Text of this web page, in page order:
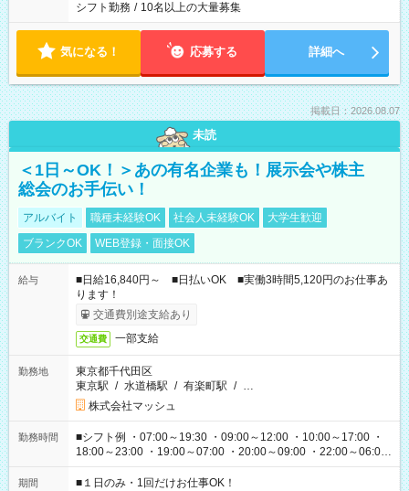
シフト勤務 / 10名以上の大量募集
気になる！ 応募する 詳細へ
掲載日：2026.08.07
未読
＜1日～OK！＞あの有名企業も！展示会や株主
総会のお手伝い！
アルバイト 職種未経験OK 社会人未経験OK
大学生歓迎
ブランクOK
WEB登録・面接OK
給与
■日給16,840円～ ■日払いOK ■実働3時間5,120円のお仕事あ
ります！
交通費別途支給あり
交通費 一部支給
勤務地
東京都千代田区
東京駅 / 水道橋駅 / 有楽町駅 / …
株式会社マッシュ
勤務時間
■シフト例 ・07:00～19:30 ・09:00～12:00 ・10:00～17:00 ・
18:00～23:00 ・19:00～07:00 ・20:00～09:00 ・22:00～06:00
etc ★最短で3時間で5,120円のお仕事から 15時間で2万円近く稼
げるお仕事も！ ご希望のお時間に合わせてご紹介！ ※シフトは
期間 ■１日のみ・1回だけお仕事OK！